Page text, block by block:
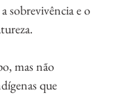
sobrevivência e o
mas não
que